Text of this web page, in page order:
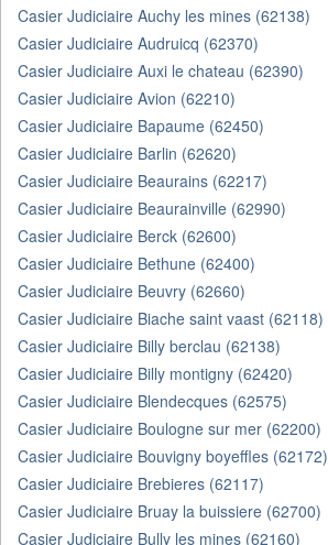
Casier Judiciaire Auchy les mines (62138)
Casier Judiciaire Audruicq (62370)
Casier Judiciaire Auxi le chateau (62390)
Casier Judiciaire Avion (62210)
Casier Judiciaire Bapaume (62450)
Casier Judiciaire Barlin (62620)
Casier Judiciaire Beaurains (62217)
Casier Judiciaire Beaurainville (62990)
Casier Judiciaire Berck (62600)
Casier Judiciaire Bethune (62400)
Casier Judiciaire Beuvry (62660)
Casier Judiciaire Biache saint vaast (62118)
Casier Judiciaire Billy berclau (62138)
Casier Judiciaire Billy montigny (62420)
Casier Judiciaire Blendecques (62575)
Casier Judiciaire Boulogne sur mer (62200)
Casier Judiciaire Bouvigny boyeffles (62172)
Casier Judiciaire Brebieres (62117)
Casier Judiciaire Bruay la buissiere (62700)
Casier Judiciaire Bully les mines (62160)